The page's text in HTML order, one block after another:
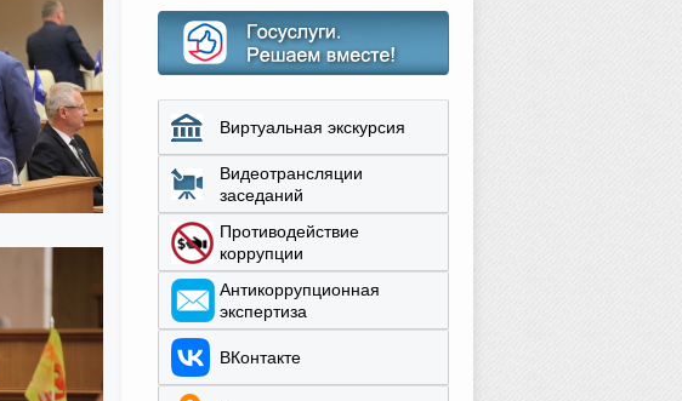
Виртуальная экскурсия
Видеотрансляции
заседаний
Противодействие
коррупции
Aнтикоррупционная
экспертиза
ВКонтакте